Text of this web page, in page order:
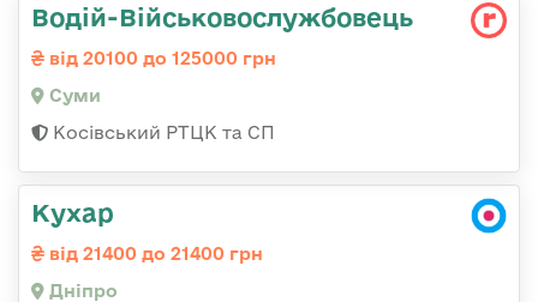
Водій-Військовослужбовець
від 20100 до 125000 грн
Суми
Косівський РТЦК та СП
Кухар
від 21400 до 21400 грн
Дніпро